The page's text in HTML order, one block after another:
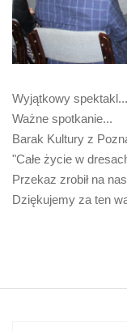
Wyjątkowy spektakl...
Ważne spotkanie...
Barak Kultury z
"Całe życie w
Przekaz zrobił na
Dziękujemy za ten